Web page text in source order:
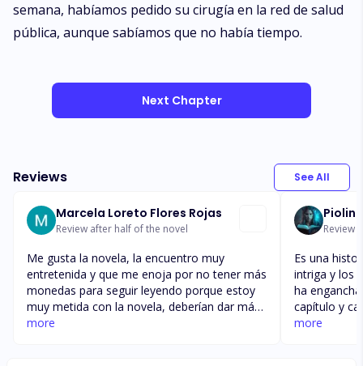
semana, habíamos pedido su cirugía en la red de salud
pública, aunque sabíamos que no había tiempo.
Next Chapter
Reviews See All
Marcela Loreto Flores Rojas
Review after half of the novel
Me gusta la novela, la encuentro muy
entretenida y que me enoja por no tener más
monedas para seguir leyendo porque estoy
muy metida con la novela, deberían dar más
oportunidades para obtener canje es injusto ,
more
Piolina
Review
Es una
intriga y los
ha
capítulo y
ver como
more